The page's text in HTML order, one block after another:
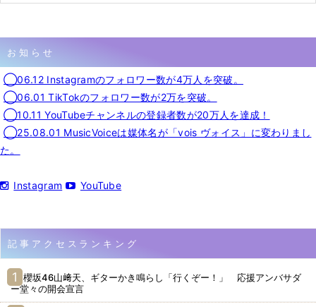
お知らせ
◯06.12 Instagramのフォロワー数が4万人を突破。
◯06.01 TikTokのフォロワー数が2万を突破。
◯10.11 YouTubeチャンネルの登録者数が20万人を達成！
◯25.08.01 MusicVoiceは媒体名が「vois ヴォイス」に変わりまし
た。
Instagram YouTube
記事アクセスランキング
櫻坂46山﨑天、ギターかき鳴らし「行くぞー！」 応援アンバサダ
ー堂々の開会宣言